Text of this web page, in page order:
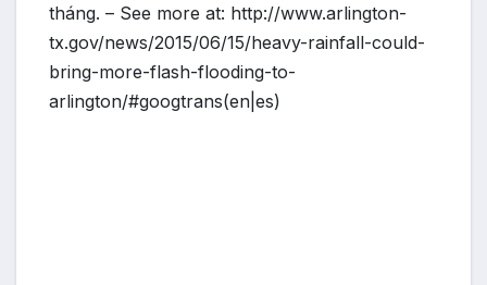
tháng. – See more at: http://www.arlington-
tx.gov/news/2015/06/15/heavy-rainfall-could-
bring-more-flash-flooding-to-
arlington/#googtrans(en|es)